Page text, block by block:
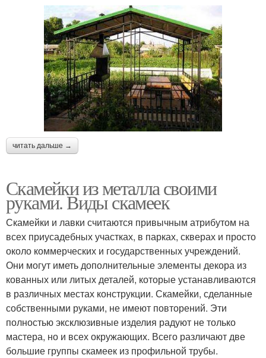
читать дальше →
Скамейки из металла своими
руками. Виды скамеек
Скамейки и лавки считаются привычным атрибутом на
всех приусадебных участках, в парках, скверах и просто
около коммерческих и государственных учреждений.
Они могут иметь дополнительные элементы декора из
кованных или литых деталей, которые устанавливаются
в различных местах конструкции. Скамейки, сделанные
собственными руками, не имеют повторений. Эти
полностью эксклюзивные изделия радуют не только
мастера, но и всех окружающих. Всего различают две
большие группы скамеек из профильной трубы.